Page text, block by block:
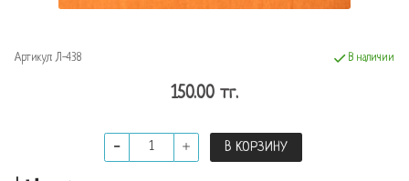
Артикул: Л-438 В наличии
150.00 тг.
В КОРЗИНУ